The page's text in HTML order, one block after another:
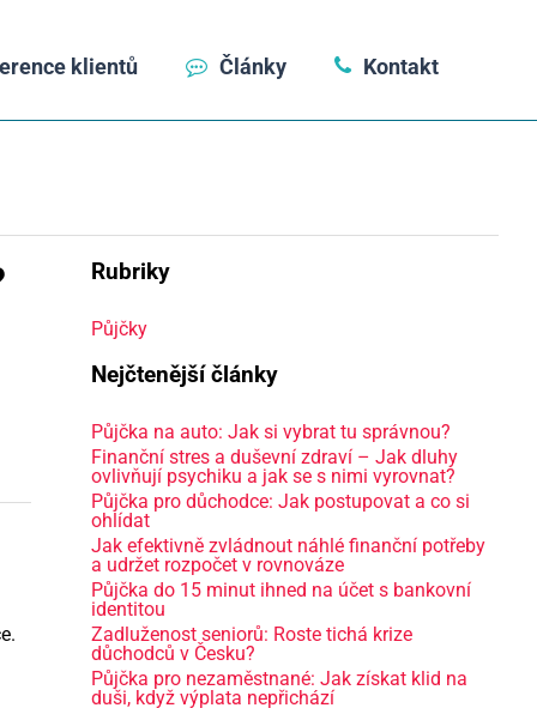
klientů Články Kontakt
Rubriky
Půjčky
Nejčtenější články
Půjčka na auto: Jak si vybrat tu správnou?
Finanční stres a duševní zdraví – Jak dluhy
ovlivňují psychiku a jak se s nimi vyrovnat?
Půjčka pro důchodce: Jak postupovat a co si
ohlídat
Jak efektivně zvládnout náhlé finanční potřeby
a udržet rozpočet v rovnováze
Půjčka do 15 minut ihned na účet s bankovní
identitou
Zadluženost seniorů: Roste tichá krize
důchodců v Česku?
Půjčka pro nezaměstnané: Jak získat klid na
duši, když výplata nepřichází